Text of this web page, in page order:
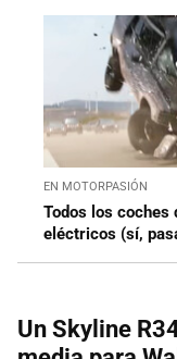
EN MOTORPASIÓN
Todos los coches
eléctricos (sí,
Un Skyline